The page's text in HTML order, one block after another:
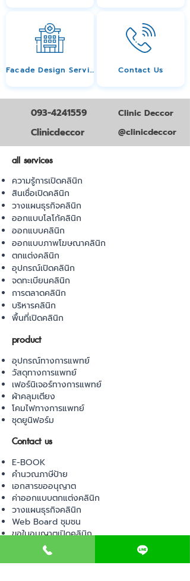
Facade Design Service Contact Us
093-4241559
Clinicdeccor
Clinic Deccor
@clinicdeccor
all services
ความรู้การเปิดคลินิก
สินเชื่อเปิดคลินิก
วางแผนธุรกิจคลินิก
ออกแบบโลโก้คลินิก
ออกแบบคลินิก
ออกแบบภาพโฆษณาคลินิก
ตกแต่งคลินิก
อุปกรณ์เปิดคลินิก
จดทะเบียนคลินิก
การตลาดคลินิก
บริหารคลินิก
พื้นที่เปิดคลินิก
product
อุปกรณ์ทางการแพทย์
วัสดุทางการแพทย์
เฟอร์นิเจอร์ทางการแพทย์
ผ้าคลุมเตียง
โคมไฟทางการแพทย์
ชุดยูนิฟอร์ม
Contact us
E-BOOK
คำนวณภาษีป้าย
เอกสารขออนุญาต
ค่าออกแบบตกแต่งคลินิก
วางแผนธุรกิจคลินิก
Web Board ชุมชน
ขอใบอนุญาตเปิดคลินิก
ภาษีธุรกิจคลินิก
ตรวจสอบรายชื่อแพทย์